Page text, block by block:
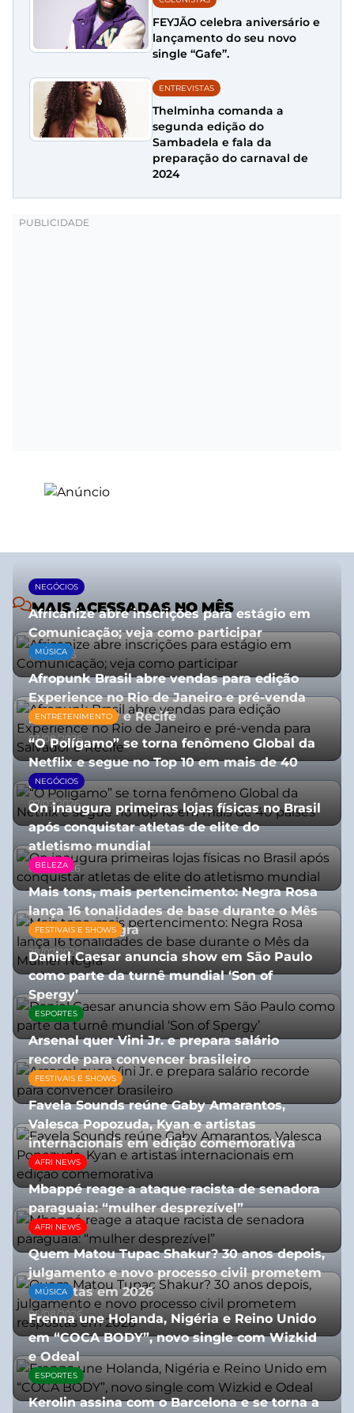
FEYJÃO celebra aniversário e
lançamento do seu novo
single “Gafe”.
ENTREVISTAS
Thelminha comanda a
segunda edição do
Sambadela e fala da
preparação do carnaval de
2024
MAIS ACESSADAS NO MÊS
NEGÓCIOS
Africanize abre inscrições para estágio em
Comunicação; veja como participar
13/01/2026
MÚSICA
Afropunk Brasil abre vendas para edição
Experience no Rio de Janeiro e pré-venda
para Salvador e Recife
03/08/2026
ENTRETENIMENTO
“O Polígamo” se torna fenômeno Global da
Netflix e segue no Top 10 em mais de 40
países
07/07/2026
NEGÓCIOS
On inaugura primeiras lojas físicas no Brasil
após conquistar atletas de elite do
atletismo mundial
07/07/2026
BELEZA
Mais tons, mais pertencimento: Negra Rosa
lança 16 tonalidades de base durante o Mês
da Mulher Negra
28/07/2026
FESTIVAIS E SHOWS
Daniel Caesar anuncia show em São Paulo
como parte da turnê mundial ‘Son of
Spergy’
05/08/2026
ESPORTES
Arsenal quer Vini Jr. e prepara salário
recorde para convencer brasileiro
27/07/2026
FESTIVAIS E SHOWS
Favela Sounds reúne Gaby Amarantos,
Valesca Popozuda, Kyan e artistas
internacionais em edição comemorativa
31/07/2026
AFRI NEWS
Mbappé reage a ataque racista de senadora
paraguaia: “mulher desprezível”
07/07/2026
AFRI NEWS
Quem Matou Tupac Shakur? 30 anos depois,
julgamento e novo processo civil prometem
respostas em 2026
05/08/2026
MÚSICA
Frenna une Holanda, Nigéria e Reino Unido
em “COCA BODY”, novo single com Wizkid
e Odeal
07/07/2026
ESPORTES
Kerolin assina com o Barcelona e se torna a